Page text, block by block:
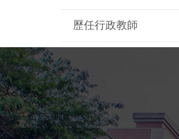
歷任行政教師